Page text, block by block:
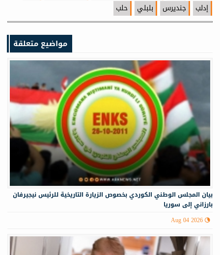
إدلب
جنديرس بلبلي حلب
مواضيع متعلقة
‏‏بيان المجلس الوطني الكوردي بخصوص الزيارة التاريخية للرئيس نيجيرفان
بارزاني إلى سوريا
Aug 04 2026